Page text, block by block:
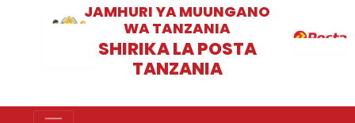
JAMHURI YA MUUNGANO
WA TANZANIA
SHIRIKA LA POSTA
TANZANIA